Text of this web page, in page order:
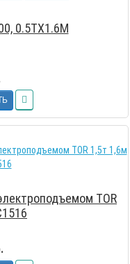
0.5TX1.6M
TOR